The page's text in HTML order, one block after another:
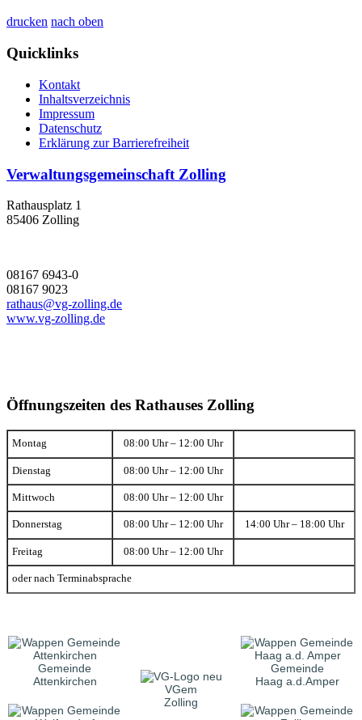
drucken nach oben
Quicklinks
Kontakt
Inhaltsverzeichnis
Impressum
Datenschutz
Erklärung zur Barrierefreiheit
Verwaltungsgemeinschaft Zolling
Rathausplatz 1
85406 Zolling
08167 6943-0
08167 9023
rathaus@vg-zolling.de
www.vg-zolling.de
Öffnungszeiten des Rathauses Zolling
Montag 08:00 Uhr – 12:00 Uhr
Dienstag 08:00 Uhr – 12:00 Uhr
Mittwoch 08:00 Uhr – 12:00 Uhr
Donnerstag 08:00 Uhr – 12:00 Uhr 14:00 Uhr – 18:00 Uhr
Freitag 08:00 Uhr – 12:00 Uhr
oder nach Terminabsprache
Gemeinde
Attenkirchen
VGem
Zolling
Gemeinde
Haag a.d.Amper